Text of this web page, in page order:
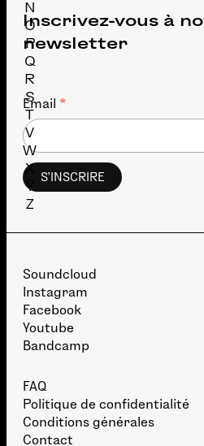
N
O
P
Q
R
S
T
V
W
X
Y
Z
Inscrivez-vous à
newsletter
Email *
Soundcloud
Instagram
Facebook
Youtube
Bandcamp
FAQ
Politique de confidentialité
Conditions générales
Contact